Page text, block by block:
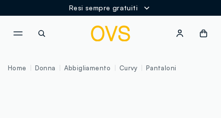
Resi sempre gratuiti
Home Donna Abbigliamento Curvy Pantaloni